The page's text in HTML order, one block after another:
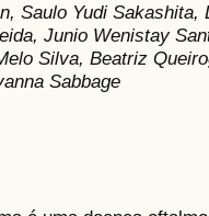
Saulo Yudi
Junio Wenistay
Silva, Beatriz
Sabbage